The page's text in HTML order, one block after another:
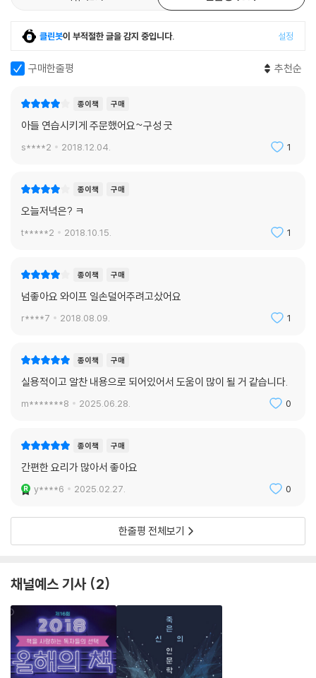
클린봇이 부적절한 글을 감지 중입니다. 설정
구매한줄평 추천순
종이책 구매
아들 연습시키게 주문했어요~구성 굿
s****2 2018.12.04. 1
종이책 구매
오늘저녁은? ㅋ
t*****2 2018.10.15. 1
종이책 구매
넘좋아요 와이프 일손덜어주려고샀어요
r****7 2018.08.09. 1
종이책 구매
실용적이고 알찬 내용으로 되어있어서 도움이 많이 될 거 같습니다.
m*******8 2025.06.28. 0
종이책 구매
간편한 요리가 많아서 좋아요
y****6 2025.02.27. 0
한줄평 전체보기
채널예스 기사 2